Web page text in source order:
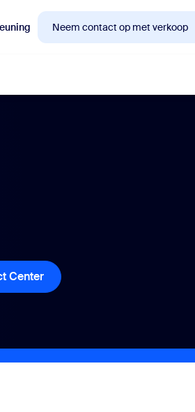
Neem contact op met verkoop
Zoom-klanten nu in
CenterTarieven voor Contact Center